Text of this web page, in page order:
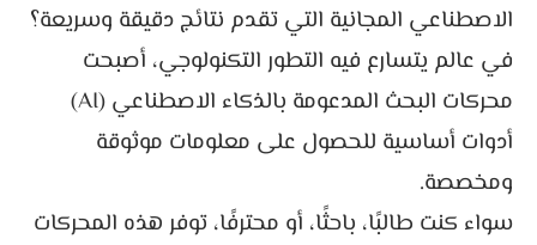
الاصطناعي المجانية التي تقدم نتائج دقيقة وسريعة؟
في عالم يتسارع فيه التطور التكنولوجي، أصبحت
محركات البحث المدعومة بالذكاء الاصطناعي (AI)
أدوات أساسية للحصول على معلومات موثوقة
ومخصصة.
سواء كنت طالبًا، باحثًا، أو محترفًا، توفر هذه المحركات